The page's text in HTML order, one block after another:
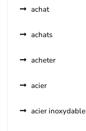
achat
achats
acheter
acier
acier inoxydable